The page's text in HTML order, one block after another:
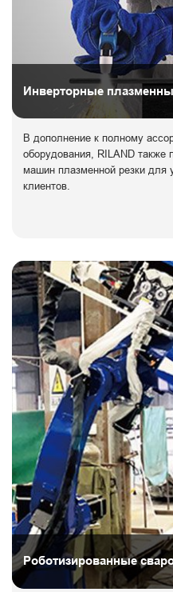
Инверторные
В дополнение к полному
оборудования, RILAND также
машин плазменной резки для
клиентов.
Роботизированные